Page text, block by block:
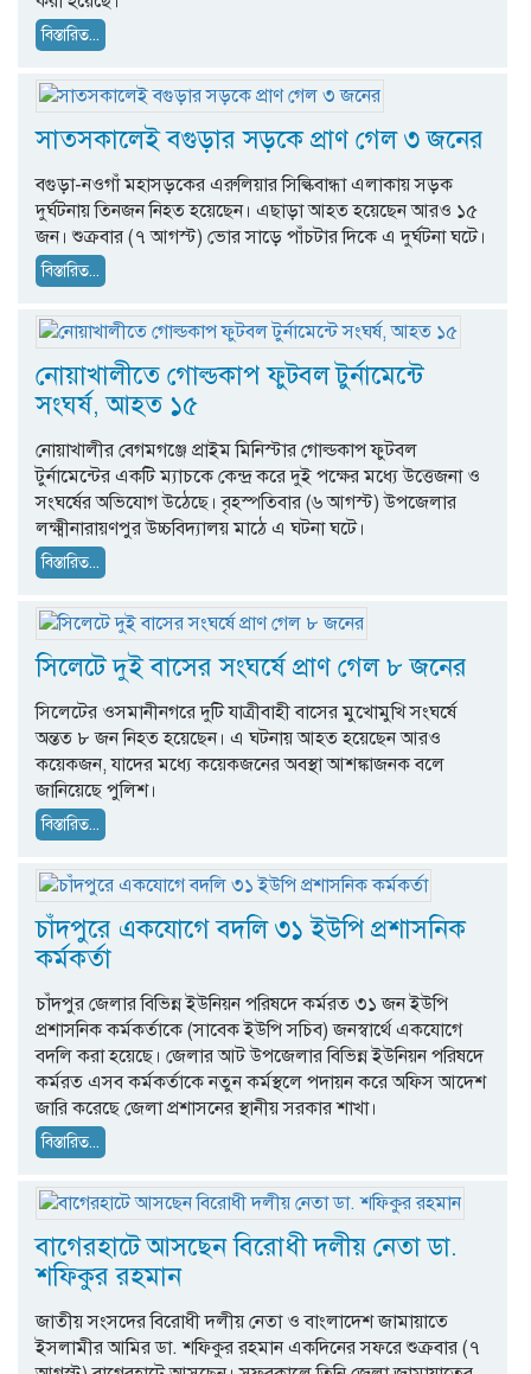
বিস্তারিত...
সাতসকালেই বগুড়ার সড়কে প্রাণ গেল ৩ জনের
বগুড়া-নওগাঁ মহাসড়কের এরুলিয়ার সিল্কিবান্ধা এলাকায় সড়ক
দুর্ঘটনায় তিনজন নিহত হয়েছেন। এছাড়া আহত হয়েছেন আরও ১৫
জন। শুক্রবার (৭ আগস্ট) ভোর সাড়ে পাঁচটার দিকে এ দুর্ঘটনা ঘটে।
বিস্তারিত...
নোয়াখালীতে গোল্ডকাপ ফুটবল টুর্নামেন্টে
সংঘর্ষ, আহত ১৫
নোয়াখালীর বেগমগঞ্জে প্রাইম মিনিস্টার গোল্ডকাপ ফুটবল
টুর্নামেন্টের একটি ম্যাচকে কেন্দ্র করে দুই পক্ষের মধ্যে উত্তেজনা ও
সংঘর্ষের অভিযোগ উঠেছে। বৃহস্পতিবার (৬ আগস্ট) উপজেলার
লক্ষ্মীনারায়ণপুর উচ্চবিদ্যালয় মাঠে এ ঘটনা ঘটে।
বিস্তারিত...
সিলেটে দুই বাসের সংঘর্ষে প্রাণ গেল ৮ জনের
সিলেটের ওসমানীনগরে দুটি যাত্রীবাহী বাসের মুখোমুখি সংঘর্ষে
অন্তত ৮ জন নিহত হয়েছেন। এ ঘটনায় আহত হয়েছেন আরও
কয়েকজন, যাদের মধ্যে কয়েকজনের অবস্থা আশঙ্কাজনক বলে
জানিয়েছে পুলিশ।
বিস্তারিত...
চাঁদপুরে একযোগে বদলি ৩১ ইউপি প্রশাসনিক
কর্মকর্তা
চাঁদপুর জেলার বিভিন্ন ইউনিয়ন পরিষদে কর্মরত ৩১ জন ইউপি
প্রশাসনিক কর্মকর্তাকে (সাবেক ইউপি সচিব) জনস্বার্থে একযোগে
বদলি করা হয়েছে। জেলার আট উপজেলার বিভিন্ন ইউনিয়ন পরিষদে
কর্মরত এসব কর্মকর্তাকে নতুন কর্মস্থলে পদায়ন করে অফিস আদেশ
জারি করেছে জেলা প্রশাসনের স্থানীয় সরকার শাখা।
বিস্তারিত...
বাগেরহাটে আসছেন বিরোধী দলীয় নেতা ডা.
শফিকুর রহমান
জাতীয় সংসদের বিরোধী দলীয় নেতা ও বাংলাদেশ জামায়াতে
ইসলামীর আমির ডা. শফিকুর রহমান একদিনের সফরে শুক্রবার (৭